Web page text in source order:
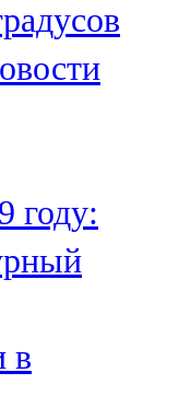
году:
в